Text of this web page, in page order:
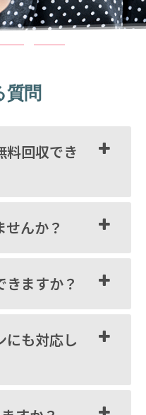
質問
料回収でき
んか？
ますか？
にも対応し